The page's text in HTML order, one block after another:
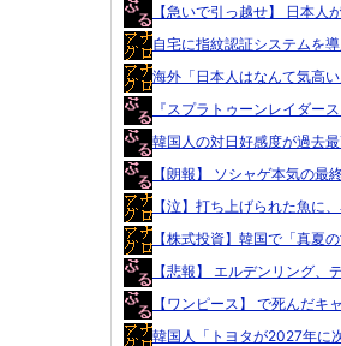
【急いで引っ越せ】 日本人
自宅に指紋認証システムを
海外「日本人はなんて気高
『スプラトゥーンレイダー
韓国人の対日好感度が過去
【朗報】 ソシャゲ本気の最
【泣】打ち上げられた魚に
【株式投資】韓国で「真夏
【悲報】 エルデンリング、
【ワンピース】 で死んだキ
韓国人「トヨタが2027年に